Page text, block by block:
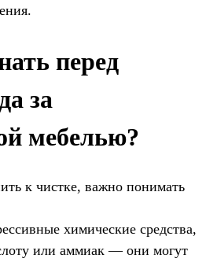
перед
за
мебелью?
к чистке, важно понимать
химические средства,
или аммиак — они могут